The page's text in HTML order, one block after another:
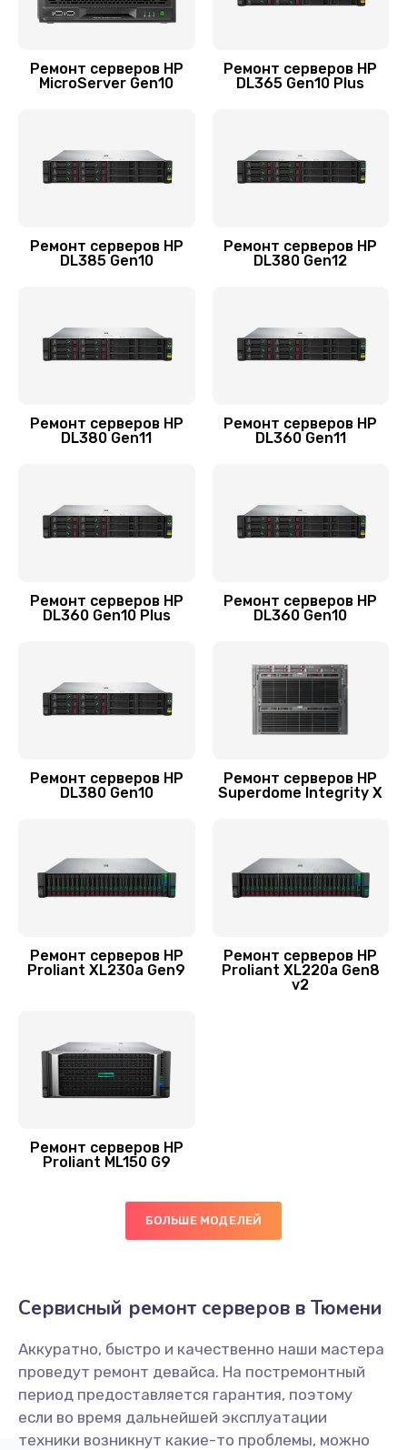
Настройка оборудования
Ремонт материнской платы
Заказать
Заказать
2560 руб.
контроллера
Восстановление загрузчика BIOS
Ремонт серверов HP
MicroServer Gen10
Ремонт серверов HP
DL365 Gen10 Plus
Ремонт серверов HP
DL385 Gen10
Ремонт серверов HP
DL380 Gen12
Ремонт серверов HP
DL380 Gen11
Ремонт серверов HP
DL360 Gen11
Ремонт серверов HP
DL360 Gen10 Plus
Ремонт серверов HP
DL360 Gen10
Ремонт серверов HP
DL380 Gen10
Ремонт серверов HP
Superdome Integrity Х
Ремонт серверов HP
Proliant XL230a Gen9
Ремонт серверов HP
Proliant XL220a Gen8
v2
Ремонт серверов HP
Proliant ML150 G9
БОЛЬШЕ МОДЕЛЕЙ
Сервисный ремонт серверов в Тюмени
Аккуратно, быстро и качественно наши мастера
проведут ремонт девайса. На постремонтный
период предоставляется гарантия, поэтому
если во время дальнейшей эксплуатации
техники возникнут какие-то проблемы, можно